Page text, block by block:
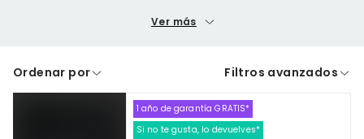
Precio máximo
A crédito De contado
Cdmx y Edo Mex Querétaro
Ver más
Ordenar por Filtros avanzados
1 año de garantía GRATIS*
Si no te gusta, lo devuelves*